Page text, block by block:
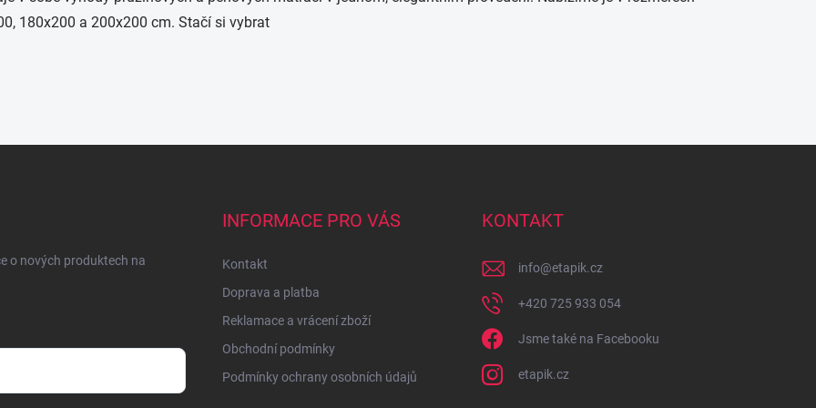
180x200 a 200x200 cm. Stačí si vybrat
o nových produktech na
INFORMACE PRO VÁS
Kontakt
Doprava a platba
Reklamace a vrácení zboží
Obchodní podmínky
Podmínky ochrany osobních údajů
KONTAKT
info@etapik.cz
+420 725 933 054
Jsme také na Facebooku
etapik.cz